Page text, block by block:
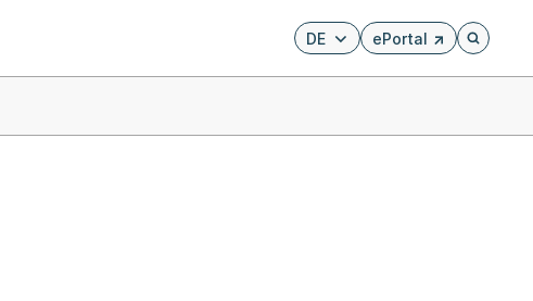
DE ePortal
Externer Link, wird in
Öffnet